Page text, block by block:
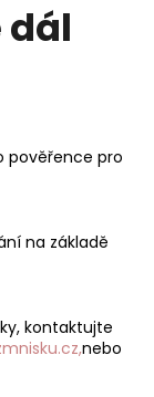
pověřence pro
na základě
kontaktujte
nebo